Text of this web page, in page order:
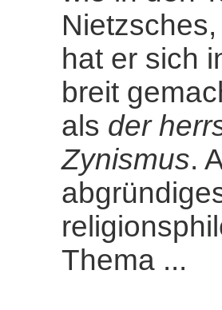
hat er sich
breit
als der
Zynismus.
Thema ...